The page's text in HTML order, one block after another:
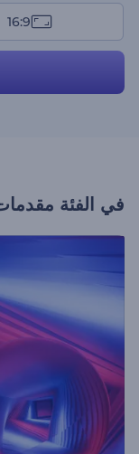
16:9
في الفئة